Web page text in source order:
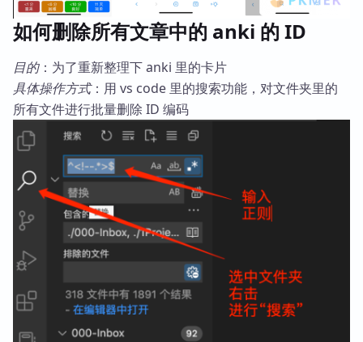
如何删除所有文章中的 anki 的 ID
目的：为了重新整理下 anki 里的卡片
具体操作方式：用 vs code 里的搜索功能，对文件夹里的
所有文件进行批量删除 ID 编码